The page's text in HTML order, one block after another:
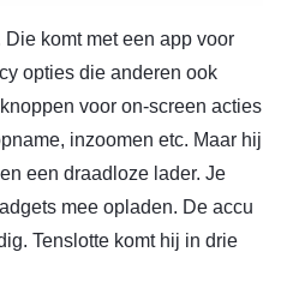
komt met een app voor
opties die anderen ook
voor on-screen acties
inzoomen etc. Maar hij
een draadloze lader. Je
mee opladen. De accu
Tenslotte komt hij in drie